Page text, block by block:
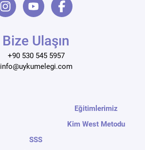
Bize Ulaşın
+90 530 545 5957
info@uykumelegi.com
Eğitimlerimiz
Kim West Metodu
SSS